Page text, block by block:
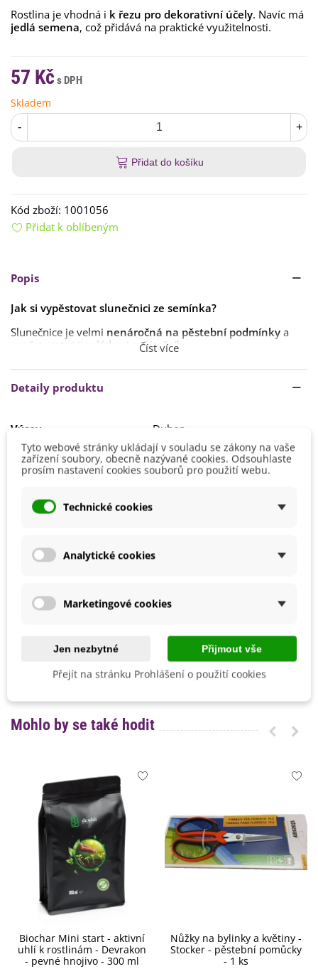
Rostlina je vhodná i k řezu pro dekorativní účely. Navíc má
jedlá semena, což přidává na praktické využitelnosti.
57 Kč
Skladem
- +
Přidat do košíku
Kód zboží: 1001056
Přidat k oblíbeným
Popis
Jak si vypěstovat slunečnici ze semínka?
Slunečnice je velmi nenáročná na pěstební podmínky a
vypěstovat si ji zvládne i začátečník.
Semena vysévejtev polovině dubna přímo na záhon do
hloubky 2 cm. Vzdálenost mezi rostlinami by měla být
20 cm.Myslete na to, aby výsevní místo bylo
Stanoviště pro slunečnice by mělo býtslunečné a teplé s
dobře prokypřenou a propustnou půdou, bohatou na
živiny.Můžete míchat zeminu s pískem v poměru 1:1.
stínu.
Číst více
Detaily produktu
Výsev
Duben
Květen
Výška
150 - 200 cm
Barva Květů
Srpen
Mrazuvzdornost
Ne
SemenaOnline
Vegetační Doba
Letničky
Hybridní F1
Mohlo by se také hodit
Biochar Mini start - aktivní
uhlí k rostlinám - Devrakon
- pevné hnojivo - 300 ml
Nůžky na bylinky a květiny -
Stocker - pěstební pomůcky
- 1 ks
Tyto webové stránky ukládají v souladu se zákony na vaše
zařízení soubory, obecně nazývané cookies. Odsouhlaste
prosím nastavení cookies souborů pro použití webu.
Technické cookies
Analytické cookies
Marketingové cookies
Jen nezbytné Přijmout vše
Přejít na stránku Prohlášení o použití cookies